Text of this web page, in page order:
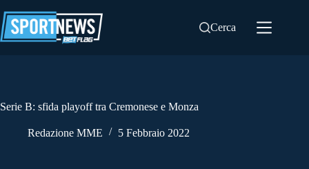
al
contenuto
Cerca
Serie B: sfida playoff tra Cremonese e Monza
Redazione MME 5 Febbraio 2022